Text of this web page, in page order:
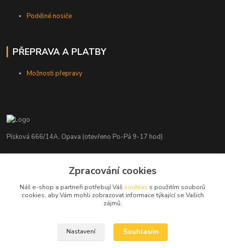
Podélné nosiče
PŘEPRAVA A PLATBY
Možnosti přepravy
Písková 666/14A, Opava (otevřeno Po-Pá 9-17 hod)
+420 776 839 986
info@nosice.com
Zpracování cookies
Náš e-shop a partneři potřebují Váš souhlas s použitím souborů
cookies, aby Vám mohli zobrazovat informace týkající se Vašich
zájmů.
Nastavení Souhlasím